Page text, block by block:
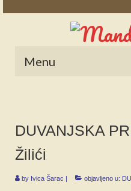
Menu
DUVANJSKA
Žilići
by Ivica Šarac | objavljeno u: